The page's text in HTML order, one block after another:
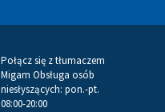
Połącz się z tłumaczem
Migam Obsługa osób
niesłyszących: pon.-pt.
08:00-20:00